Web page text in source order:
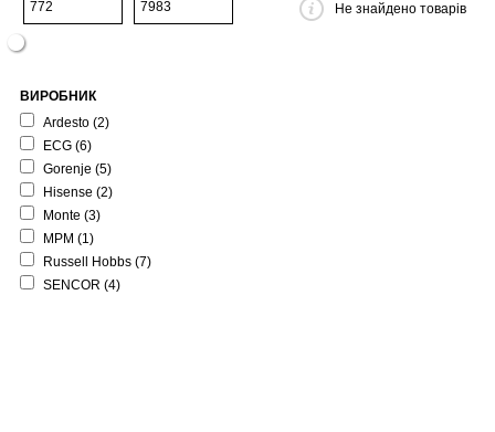
ВИРОБНИК
Ardesto (2)
ECG (6)
Gorenje (5)
Hisense (2)
Monte (3)
MPM (1)
Russell Hobbs (7)
SENCOR (4)
Не знайдено товарів